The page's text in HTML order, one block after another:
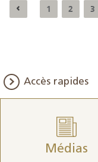
1 2 3
Accès rapides
Médias